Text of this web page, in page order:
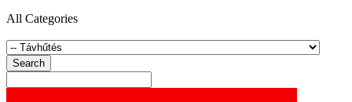
All Categories
Search